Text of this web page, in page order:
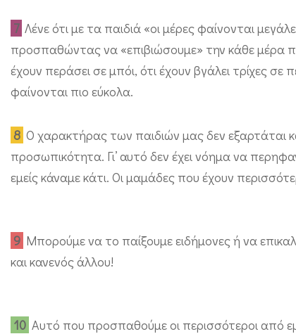
ι
α
μ
α
ά
7 Λένε ότι με τα παιδιά «οι μέρες φαίνονται
προσπαθώντας να «επιβιώσουμε» την κάθε μέρα
έχουν περάσει σε μπόι, ότι έχουν βγάλει τρίχες σε
φαίνονται πιο εύκολα.
8 Ο χαρακτήρας των παιδιών μας δεν εξαρτάται
προσωπικότητα. Γι’ αυτό δεν έχει νόημα να
εμείς κάναμε κάτι. Οι μαμάδες που έχουν
9 Μπορούμε να το παίξουμε ειδήμονες ή να
και κανενός άλλου!
10 Αυτό που προσπαθούμε οι περισσότεροι από